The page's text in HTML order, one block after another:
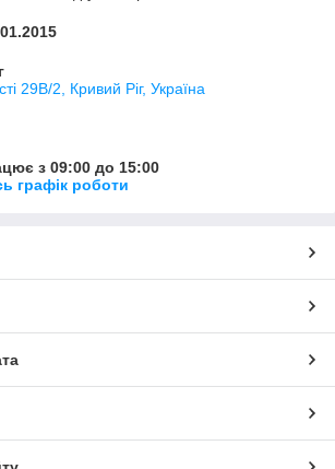
29В/2, Кривий Ріг, Україна
з 09:00 до 15:00
графік роботи